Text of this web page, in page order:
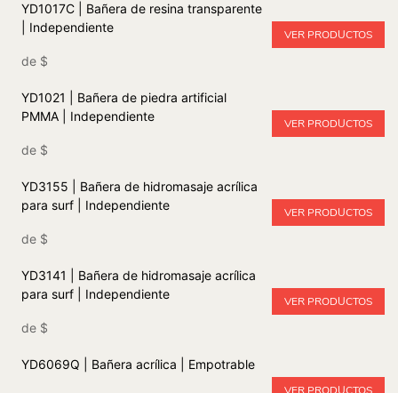
YD1017C | Bañera de resina transparente
| Independiente
de $
VER PRODUCTOS
YD1021 | Bañera de piedra artificial
PMMA | Independiente
de $
VER PRODUCTOS
YD3155 | Bañera de hidromasaje acrílica
para surf | Independiente
de $
VER PRODUCTOS
YD3141 | Bañera de hidromasaje acrílica
para surf | Independiente
de $
VER PRODUCTOS
YD6069Q | Bañera acrílica | Empotrable
VER PRODUCTOS